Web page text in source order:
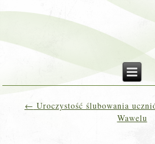
← Uroczystość ślubowania
Wawelu